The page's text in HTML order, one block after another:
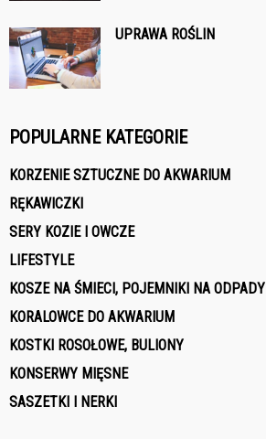
UPRAWA ROŚLIN
POPULARNE KATEGORIE
KORZENIE SZTUCZNE DO AKWARIUM
RĘKAWICZKI
SERY KOZIE I OWCZE
LIFESTYLE
KOSZE NA ŚMIECI, POJEMNIKI NA ODPADY
KORALOWCE DO AKWARIUM
KOSTKI ROSOŁOWE, BULIONY
KONSERWY MIĘSNE
SASZETKI I NERKI